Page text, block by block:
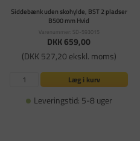
Siddebænk uden skohylde, BST 2 pladser
B500 mm Hvid
Varenummer: SD-593015
DKK 659,00
(DKK 527,20 ekskl. moms)
Læg i kurv
Leveringstid: 5-8 uger